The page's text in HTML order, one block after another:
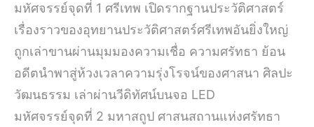
มหัศจรรย์จุดที่ 1 ศรีเทพ เปิดรากฐานประวัติศาสตร์
เรื่องราวของอุทยานประวัติศาสตร์ศรีเทพอันยิ่งใหญ่
ถูกเล่าขานผ่านมุมมองความเชื่อ ความศรัทธา ย้อน
อดีตนำพาสู่ห้วงเวลาความรุ่งโรจน์ของศาสนา ศิลปะ
วัฒนธรรม เล่าผ่านวีดิทัศน์บนจอ LED
มหัศจรรย์จุดที่ 2 มหาสถูป ศาสนสถานแห่งศรัทธา